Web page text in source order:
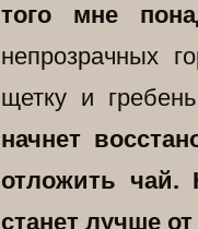
того мне
непрозрачных
щетку и
начнет
отложить чай.
станет лучше